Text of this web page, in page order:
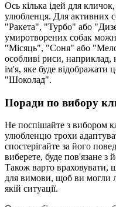
Ось кілька ідей для
улюбленця. Для активних
"Ракета", "Турбо" або
умиротворених собак
"Місяць", "Соня" або
особливі риси,
ім'я, яке буде
"Шоколад".
Поради по вибору
Не поспішайте з вибором
улюбленцю трохи
спостерігайте за його
виберете, буде пов'язане з
Також варто враховувати,
для вимови, щоб ви могли
якій ситуації.